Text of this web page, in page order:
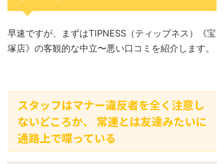
早速ですが、まずはTIPNESS（ティップネス）《宝
塚店》の客観的な中立〜悪い口コミを紹介します。
スタッフはマナー違反者を全く注意し
ないどころか、 常連とは友達みたいに
通路上で喋っている